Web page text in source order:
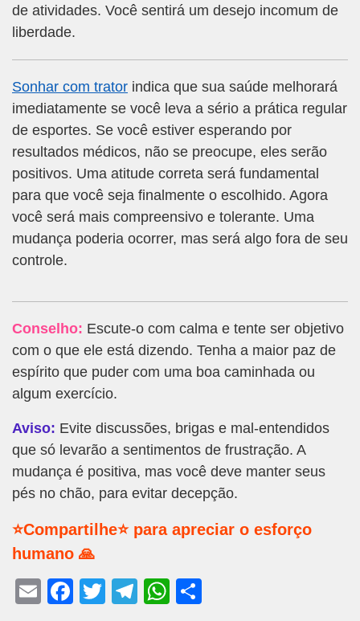
de atividades. Você sentirá um desejo incomum de
liberdade.
Sonhar com trator indica que sua saúde melhorará
imediatamente se você leva a sério a prática regular
de esportes. Se você estiver esperando por
resultados médicos, não se preocupe, eles serão
positivos. Uma atitude correta será fundamental
para que você seja finalmente o escolhido. Agora
você será mais compreensivo e tolerante. Uma
mudança poderia ocorrer, mas será algo fora de seu
controle.
Conselho: Escute-o com calma e tente ser objetivo
com o que ele está dizendo. Tenha a maior paz de
espírito que puder com uma boa caminhada ou
algum exercício.
Aviso: Evite discussões, brigas e mal-entendidos
que só levarão a sentimentos de frustração. A
mudança é positiva, mas você deve manter seus
pés no chão, para evitar decepção.
⭐Compartilhe⭐ para apreciar o esforço
humano 🙏
E
F
T
T
W